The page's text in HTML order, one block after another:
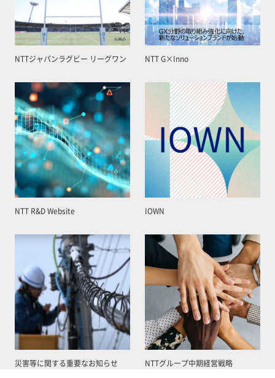
NTTジャパンラグビー リーグワン NTT G×Inno
NTT R&D Website IOWN
災害等に関する重要なお知らせ NTTグループ中期経営戦略